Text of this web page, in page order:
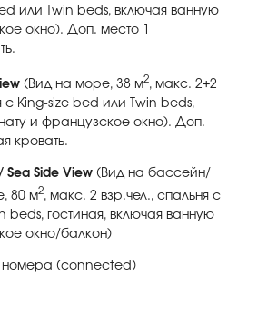
или Twin beds, включая ванную
окно). Доп. место 1
(Вид на море, 38 м2, макс. 2+2
с King-size bed или Twin beds,
и французское окно). Доп.
кровать.
Sea Side View (Вид на бассейн/
80 м2, макс. 2 взр.чел., cпальня с
beds, гостиная, включая ванную
окно/балкон)
номера (connected)